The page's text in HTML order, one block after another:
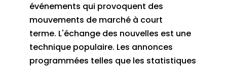
événements qui provoquent des
mouvements de marché à court
terme. L'échange des nouvelles est une
technique populaire. Les annonces
programmées telles que les statistiques